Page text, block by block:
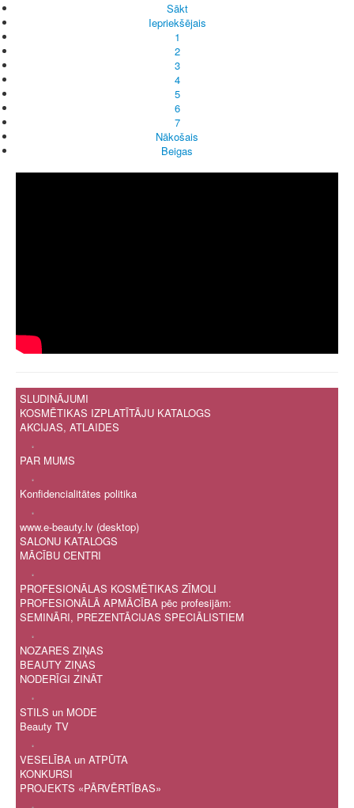
Sākt
Iepriekšējais
1
2
3
4
5
6
7
Nākošais
Beigas
SLUDINĀJUMI
KOSMĒTIKAS IZPLATĪTĀJU KATALOGS
AKCIJAS, ATLAIDES
.
PAR MUMS
.
Konfidencialitātes politika
.
www.e-beauty.lv (desktop)
SALONU KATALOGS
MĀCĪBU CENTRI
.
PROFESIONĀLAS KOSMĒTIKAS ZĪMOLI
PROFESIONĀLĀ APMĀCĪBA pēc profesijām:
SEMINĀRI, PREZENTĀCIJAS SPECIĀLISTIEM
.
NOZARES ZIŅAS
BEAUTY ZIŅAS
NODERĪGI ZINĀT
.
STILS un MODE
Beauty TV
.
VESELĪBA un ATPŪTA
KONKURSI
PROJEKTS «PĀRVĒRTĪBAS»
.